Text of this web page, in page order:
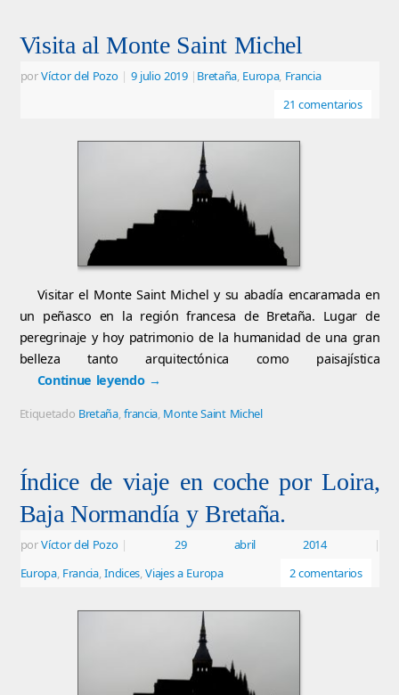
Visita al Monte Saint Michel
porVíctor del Pozo | 9 julio 2019 | Bretaña, Europa, Francia
21 comentarios
Visitar el Monte Saint Michel y su abadía encaramada en
un peñasco en la región francesa de Bretaña. Lugar de
peregrinaje y hoy patrimonio de la humanidad de una gran
belleza tanto arquitectónica como paisajística
Continue leyendo →
Etiquetado Bretaña,francia, Monte Saint Michel
Índice de viaje en coche por Loira,
Baja Normandía y Bretaña.
porVíctor del Pozo | 29 abril 2014
|
Europa, Francia,Indices,Viajes a Europa 2 comentarios